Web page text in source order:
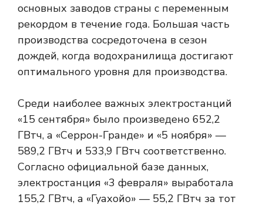
основных заводов страны с переменным
рекордом в течение года. Большая часть
производства сосредоточена в сезон
дождей, когда водохранилища достигают
оптимального уровня для производства.
Среди наиболее важных электростанций
«15 сентября» было произведено 652,2
ГВтч, а «Серрон-Гранде» и «5 ноября» —
589,2 ГВтч и 533,9 ГВтч соответственно.
Согласно официальной базе данных,
электростанция «3 февраля» выработала
155,2 ГВтч, а «Гуахойо» — 55,2 ГВтч за тот